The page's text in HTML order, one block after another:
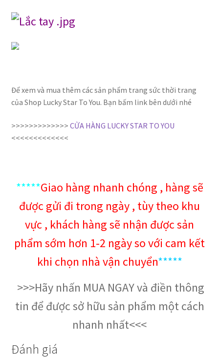
Để xem và mua thêm các sản phẩm trang sức thời trang
của Shop Lucky Star To You. Bạn bấm link bên dưới nhé
>>>>>>>>>>>>> CỬA HÀNG LUCKY STAR TO YOU
<<<<<<<<<<<<<
*****Giao hàng nhanh chóng , hàng sẽ
được gửi đi trong ngày , tùy theo khu
vực , khách hàng sẽ nhận được sản
phẩm sớm hơn 1-2 ngày so với cam kết
khi chọn nhà vận chuyển*****
>>>Hãy nhấn MUA NGAY và điền thông
tin để được sở hữu sản phẩm một cách
nhanh nhất<<<
Đánh giá